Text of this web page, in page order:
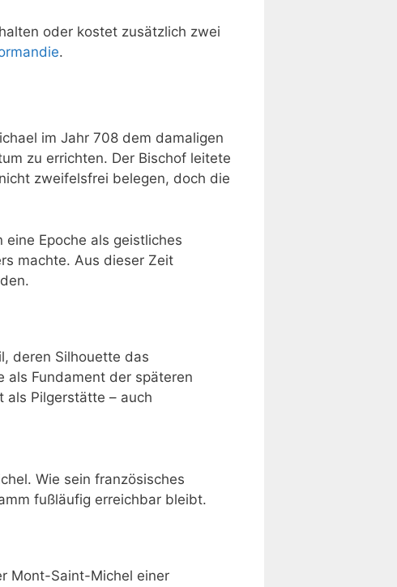
oder kostet zusätzlich zwei
.
im Jahr 708 dem damaligen
zu errichten. Der Bischof leitete
zweifelsfrei belegen, doch die
Epoche als geistliches
machte. Aus dieser Zeit
deren Silhouette das
Fundament der späteren
als Pilgerstätte – auch
Wie sein französisches
fußläufig erreichbar bleibt.
Mont-Saint-Michel einer